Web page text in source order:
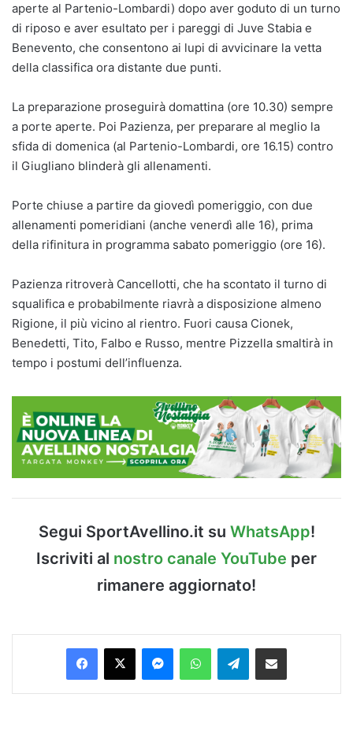
aperte al Partenio-Lombardi) dopo aver goduto di un turno
di riposo e aver esultato per i pareggi di Juve Stabia e
Benevento, che consentono ai lupi di avvicinare la vetta
della classifica ora distante due punti.
La preparazione proseguirà domattina (ore 10.30) sempre
a porte aperte. Poi Pazienza, per preparare al meglio la
sfida di domenica (al Partenio-Lombardi, ore 16.15) contro
il Giugliano blinderà gli allenamenti.
Porte chiuse a partire da giovedì pomeriggio, con due
allenamenti pomeridiani (anche venerdì alle 16), prima
della rifinitura in programma sabato pomeriggio (ore 16).
Pazienza ritroverà Cancellotti, che ha scontato il turno di
squalifica e probabilmente riavrà a disposizione almeno
Rigione, il più vicino al rientro. Fuori causa Cionek,
Benedetti, Tito, Falbo e Russo, mentre Pizzella smaltirà in
tempo i postumi dell’influenza.
Segui SportAvellino.it su WhatsApp!
Iscriviti al nostro canale YouTube per
rimanere aggiornato!
Facebook
X MessengerWhatsAppTelegramCondividi via Email